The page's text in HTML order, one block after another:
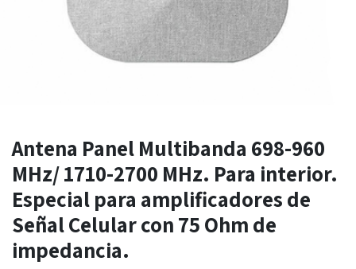
Antena Panel Multibanda 698-960
MHz/ 1710-2700 MHz. Para interior.
Especial para amplificadores de
Señal Celular con 75 Ohm de
impedancia.